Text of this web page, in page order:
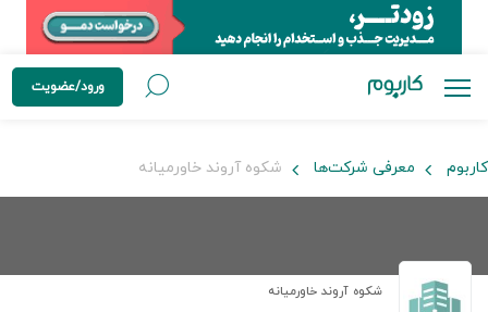
ورود/عضویت
کاربوم معرفی شرکت‌ها شکوه آروند خاورمیانه
شکوه آروند خاورمیانه